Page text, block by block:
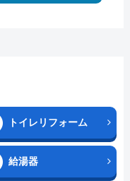
トイレリフォーム
給湯器